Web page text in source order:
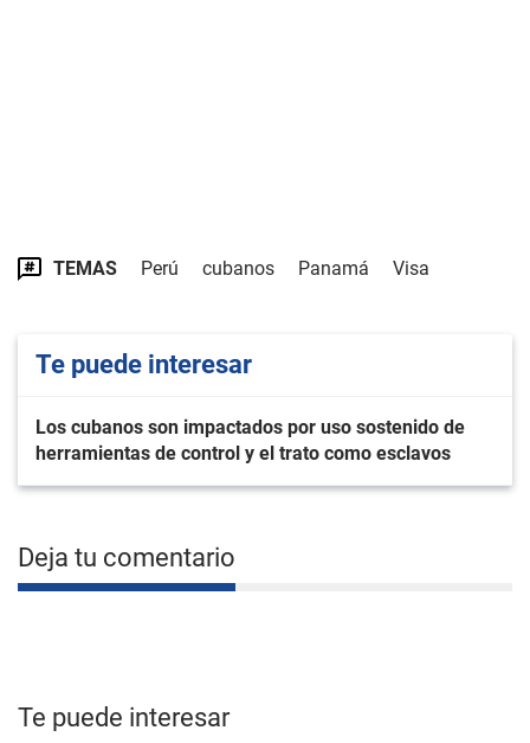
TEMAS Perú cubanos Panamá Visa
Te puede interesar
Los cubanos son impactados por uso sostenido de
herramientas de control y el trato como esclavos
Deja tu comentario
Te puede interesar